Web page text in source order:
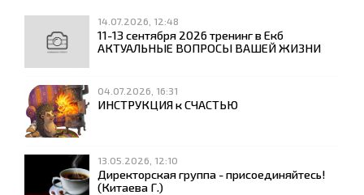
14.07.2026, 12:48
11-13 сентября 2026 тренинг в Екб
АКТУАЛЬНЫЕ ВОПРОСЫ ВАШЕЙ ЖИЗНИ
04.07.2026, 16:31
ИНСТРУКЦИЯ к СЧАСТЬЮ
13.05.2026, 12:10
Директорская группа - присоединяйтесь!
(Китаева Г.)